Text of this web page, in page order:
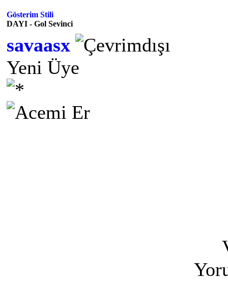
Gösterim Stili
DAYI - Gol Sevinci
savaasx
Yeni Üye